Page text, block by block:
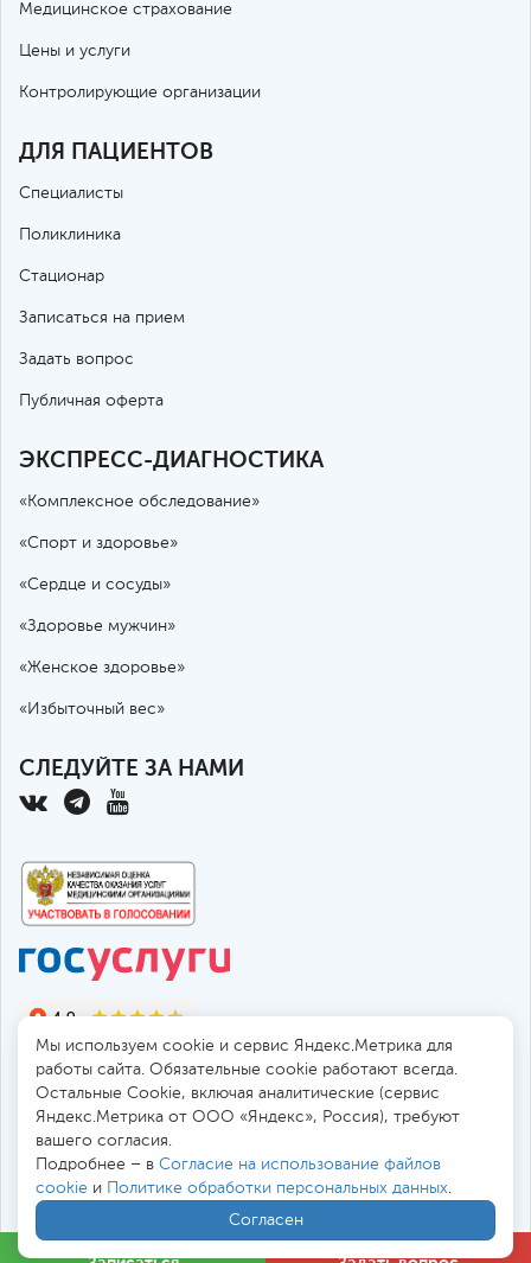
Медицинское страхование
Цены и услуги
Контролирующие организации
ДЛЯ ПАЦИЕНТОВ
Специалисты
Поликлиника
Стационар
Записаться на прием
Задать вопрос
Публичная оферта
ЭКСПРЕСС-ДИАГНОСТИКА
«Комплексное обследование»
«Спорт и здоровье»
«Сердце и сосуды»
«Здоровье мужчин»
«Женское здоровье»
«Избыточный вес»
СЛЕДУЙТЕ ЗА НАМИ
194017, Россия, Санкт-Петербург, пр. Тореза 72
Безопасная работа черезSSL-соединение
Все ценыв . Мы принимаем к оплате:
Мы используем cookie и сервис Яндекс.Метрика для
работы сайта. Обязательные cookie работают всегда.
Остальные Сookie, включая аналитические (сервис
Яндекс.Метрика от ООО «Яндекс», Россия), требуют
вашего согласия.
Подробнее – в Согласие на использование файлов
cookie и Политике обработки персональных данных.
Согласен